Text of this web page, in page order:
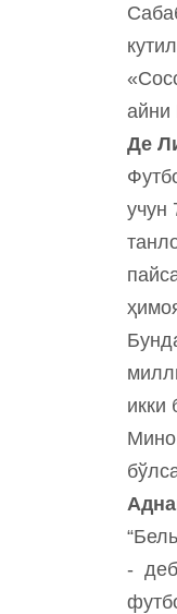
айни
Де
учун
икки
Мино
-